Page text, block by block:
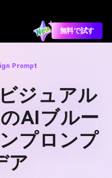
無料で試す
Prompt
ジュアル
AIブルー
プロンプ
ア